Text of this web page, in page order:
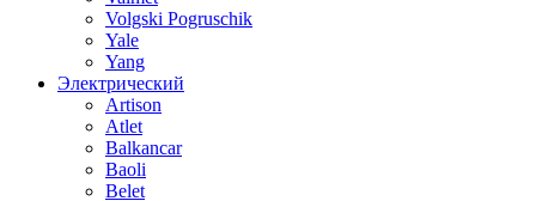
Volgski Pogruschik
Yale
Yang
Электрический
Artison
Atlet
Balkancar
Baoli
Belet